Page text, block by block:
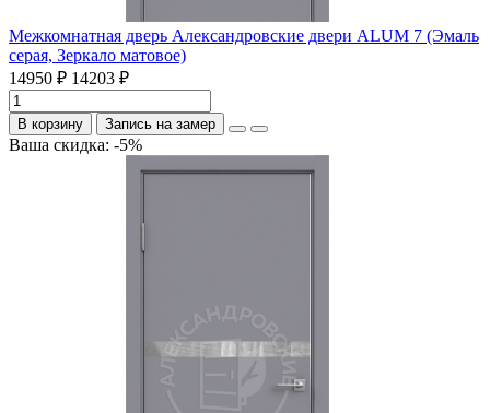
Межкомнатная дверь Александровские двери ALUM 7 (Эмаль
серая, Зеркало матовое)
14950 ₽ 14203 ₽
В корзину Запись на замер
Ваша скидка: -5%